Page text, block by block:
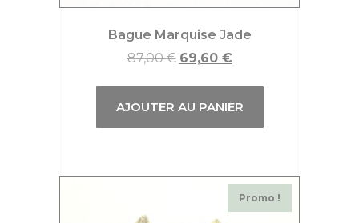
Bague Marquise Jade
87,00€ 69,60 €
AJOUTER AU PANIER
Promo !